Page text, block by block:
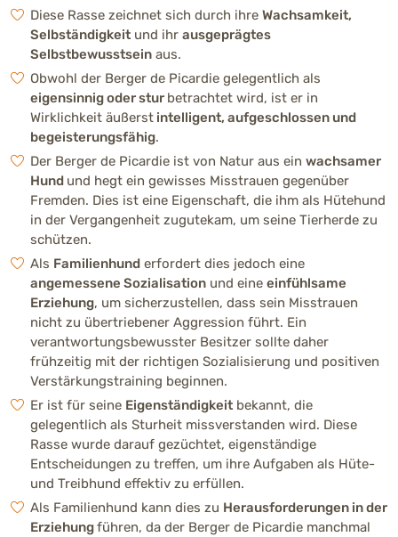
Intelligenz
Stark ausgeprägt (4 von 5)
Stark ausgeprägt (4 von 5)
Bellfreudigkeit
Merkmale
Herkunft
Frankreich
Körperliche Merkmale
Mittelgroßer, athletischer Hütehund mit rauem,
mittellangem Fell. Aufrechte Ohren, markanter
Gesichtsausdruck, schlanker und zugleich
kräftiger Körperbau.
Höhe / Größe
60 - 65 cm (groß) (Rüde)
Diese Rasse zeichnet sich durch ihre Wachsamkeit,
Selbständigkeit und ihr ausgeprägtes
Selbstbewusstsein aus.
Obwohl der Berger de Picardie gelegentlich als
eigensinnig oder stur betrachtet wird, ist er in
Wirklichkeit äußerst intelligent, aufgeschlossen und
begeisterungsfähig.
Der Berger de Picardie ist von Natur aus ein wachsamer
Hund und hegt ein gewisses Misstrauen gegenüber
Fremden. Dies ist eine Eigenschaft, die ihm als Hütehund
in der Vergangenheit zugutekam, um seine Tierherde zu
schützen.
Als Familienhund erfordert dies jedoch eine
angemessene Sozialisation und eine einfühlsame
Erziehung, um sicherzustellen, dass sein Misstrauen
nicht zu übertriebener Aggression führt. Ein
verantwortungsbewusster Besitzer sollte daher
frühzeitig mit der richtigen Sozialisierung und positiven
Verstärkungstraining beginnen.
Er ist für seine Eigenständigkeit bekannt, die
gelegentlich als Sturheit missverstanden wird. Diese
Rasse wurde darauf gezüchtet, eigenständige
Entscheidungen zu treffen, um ihre Aufgaben als Hüte-
und Treibhund effektiv zu erfüllen.
Als Familienhund kann dies zu Herausforderungen in der
Erziehungführen, da der Berger de Picardie manchmal